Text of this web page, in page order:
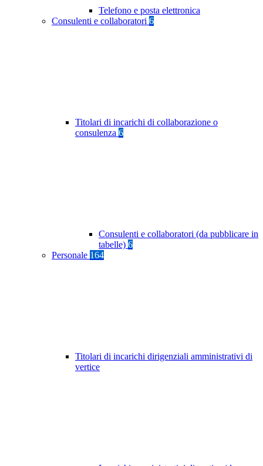
Telefono e posta elettronica
Consulenti e collaboratori 6
Titolari di incarichi di collaborazione o
consulenza 6
Consulenti e collaboratori (da pubblicare in
tabelle) 6
Personale 164
Titolari di incarichi dirigenziali amministrativi di
vertice